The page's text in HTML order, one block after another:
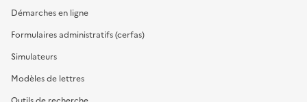
Démarches en ligne
Formulaires administratifs (cerfas)
Simulateurs
Modèles de lettres